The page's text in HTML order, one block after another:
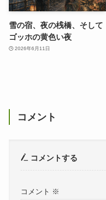
雪の宿、夜の桟橋、そして
ゴッホの黄色い夜
2026年6月11日
コメント
コメントする
コメント ※